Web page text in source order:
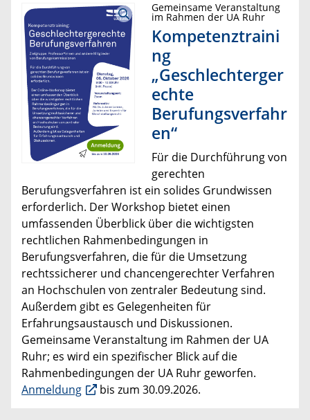
Gemeinsame Veranstaltung
im Rahmen der UA Ruhr
Kompetenztraini
ng
„Geschlechterger
echte
Berufungsverfahr
en“
Für die Durchführung von
gerechten
Berufungsverfahren ist ein solides Grundwissen
erforderlich. Der Workshop bietet einen
umfassenden Überblick über die wichtigsten
rechtlichen Rahmenbedingungen in
Berufungsverfahren, die für die Umsetzung
rechtssicherer und chancengerechter Verfahren
an Hochschulen von zentraler Bedeutung sind.
Außerdem gibt es Gelegenheiten für
Erfahrungsaustausch und Diskussionen.
Gemeinsame Veranstaltung im Rahmen der UA
Ruhr; es wird ein spezifischer Blick auf die
Rahmenbedingungen der UA Ruhr geworfen.
Anmeldung
bis zum 30.09.2026.